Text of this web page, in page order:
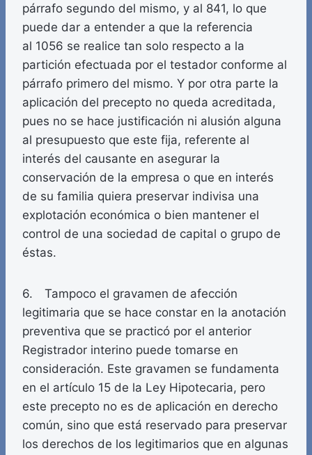
párrafo segundo del mismo, y al 841, lo que
puede dar a entender a que la referencia
al 1056 se realice tan solo respecto a la
partición efectuada por el testador conforme al
párrafo primero del mismo. Y por otra parte la
aplicación del precepto no queda acreditada,
pues no se hace justificación ni alusión alguna
al presupuesto que este fija, referente al
interés del causante en asegurar la
conservación de la empresa o que en interés
de su familia quiera preservar indivisa una
explotación económica o bien mantener el
control de una sociedad de capital o grupo de
éstas.
6. Tampoco el gravamen de afección
legitimaria que se hace constar en la anotación
preventiva que se practicó por el anterior
Registrador interino puede tomarse en
consideración. Este gravamen se fundamenta
en el artículo 15 de la Ley Hipotecaria, pero
este precepto no es de aplicación en derecho
común, sino que está reservado para preservar
los derechos de los legitimarios que en algunas